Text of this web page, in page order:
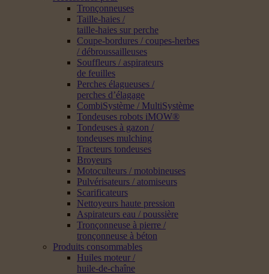
Tronçonneuses
Taille-haies /
taille-haies sur perche
Coupe-bordures / coupes-herbes
/ débroussailleuses
Souffleurs / aspirateurs
de feuilles
Perches élagueuses /
perches d’élagage
CombiSystème / MultiSystème
Tondeuses robots iMOW®
Tondeuses à gazon /
tondeuses mulching
Tracteurs tondeuses
Broyeurs
Motoculteurs / motobineuses
Pulvérisateurs / atomiseurs
Scarificateurs
Nettoyeurs haute pression
Aspirateurs eau / poussière
Tronçonneuse à pierre /
tronçonneuse à béton
Produits consommables
Huiles moteur /
huile-de-chaîne